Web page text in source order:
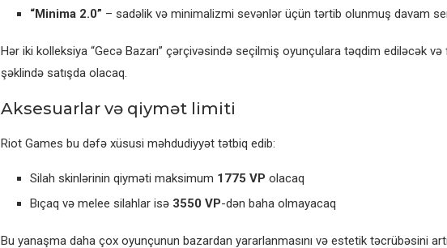
“Minima 2.0” – sadəlik və minimalizmi sevənlər üçün tərtib olunmuş davam
Hər iki kolleksiya “Gecə Bazarı” çərçivəsində seçilmiş oyunçulara təqdim ediləcək
şəklində satışda olacaq.
Aksesuarlar və qiymət limiti
Riot Games bu dəfə xüsusi məhdudiyyət tətbiq edib:
Silah skinlərinin qiyməti maksimum 1775 VP olacaq
Bıçaq və melee silahlar isə 3550 VP-dən baha olmayacaq
Bu yanaşma daha çox oyunçunun bazardan yararlanmasını və estetik təcrübəsini